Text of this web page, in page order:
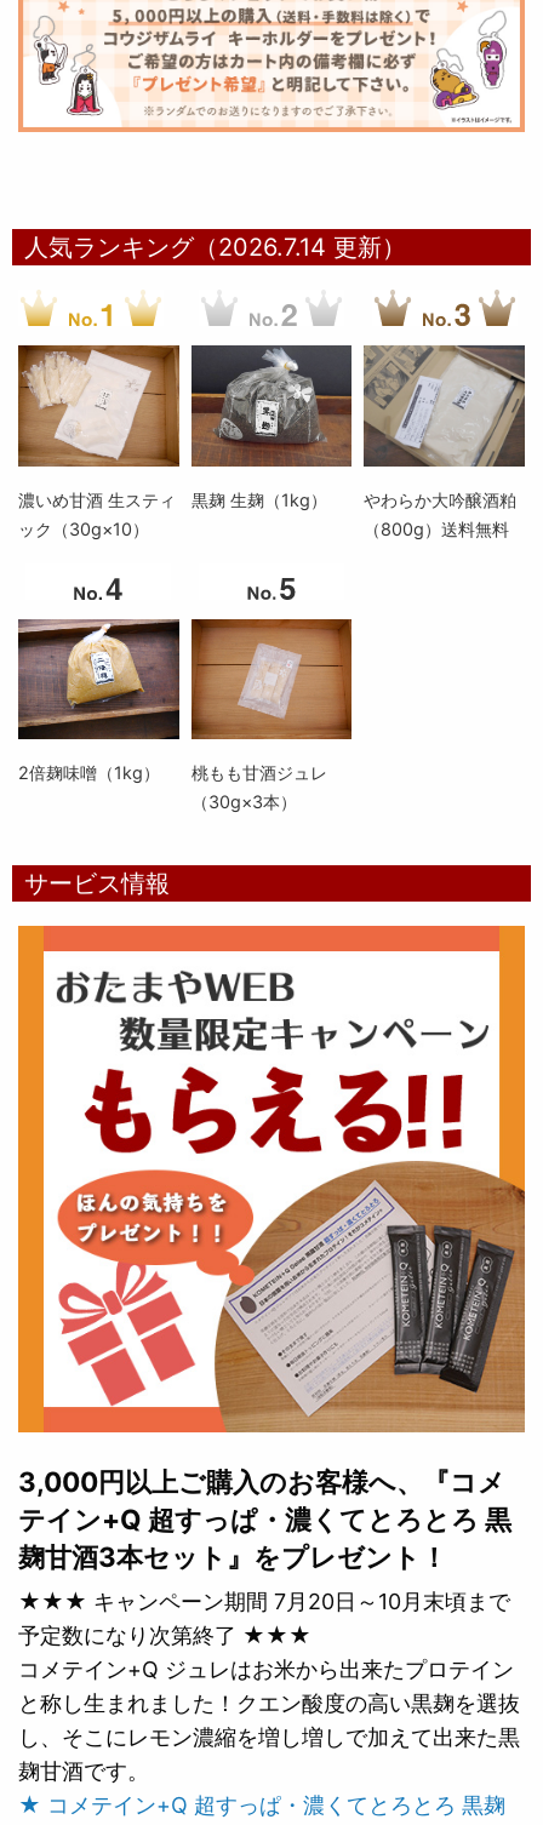
人気ランキング（2026.7.14 更新）
濃いめ甘酒 生スティ
ック（30g×10）
黒麹 生麹（1kg）
やわらか大吟醸酒粕
（800g）送料無料
2倍麹味噌（1kg）
桃もも甘酒ジュレ
（30g×3本）
サービス情報
3,000円以上ご購入のお客様へ、『コメ
テイン+Q 超すっぱ・濃くてとろとろ 黒
麹甘酒3本セット』をプレゼント！
★★★ キャンペーン期間 7月20日～10月末頃まで
予定数になり次第終了 ★★★
コメテイン+Q ジュレはお米から出来たプロテイン
と称し生まれました！クエン酸度の高い黒麹を選抜
し、そこにレモン濃縮を増し増しで加えて出来た黒
麹甘酒です。
★ コメテイン+Q 超すっぱ・濃くてとろとろ 黒麹